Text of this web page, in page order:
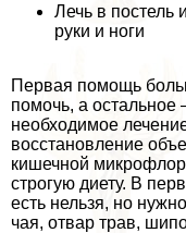
Лечь в постель
руки и ноги
Первая помощь
помочь, а остальное
необходимое
восстановление
кишечной
строгую диету. В
есть нельзя, но
чая, отвар трав,